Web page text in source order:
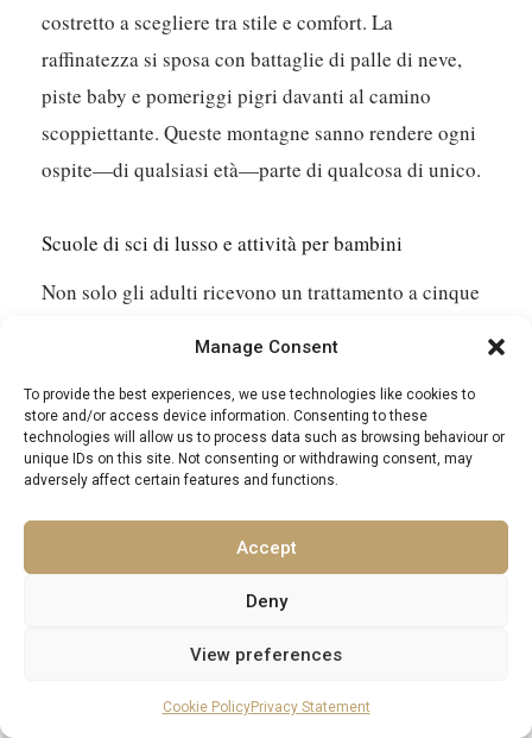
Manage Consent
To provide the best experiences, we use technologies like cookies to
store and/or access device information. Consenting to these
technologies will allow us to process data such as browsing behaviour or
unique IDs on this site. Not consenting or withdrawing consent, may
adversely affect certain features and functions.
Accept
Deny
View preferences
Cookie PolicyPrivacy Statement
costretto a scegliere tra stile e comfort.La
raffinatezza si sposa con battaglie di palle di neve,
piste baby e pomeriggi pigri davanti al camino
scoppiettante. Queste montagne sanno rendere ogni
ospite—di qualsiasi età—parte di qualcosa di unico.
Scuole di sci di lusso e attività per bambini
Non solo gli adulti ricevono un trattamento a cinque
piccoli gruppi e istruttori personali. Il segreto è dare
a ogni bambino sicurezza e divertimento:
Lezioni private con istruttori multilingue che
Camp freestyle e snowboard dedicati ad
adolescenti alla ricerca di maggiore avventura